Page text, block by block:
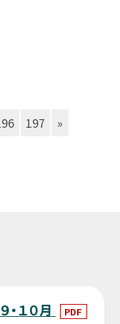
197 »
１０月 PDF